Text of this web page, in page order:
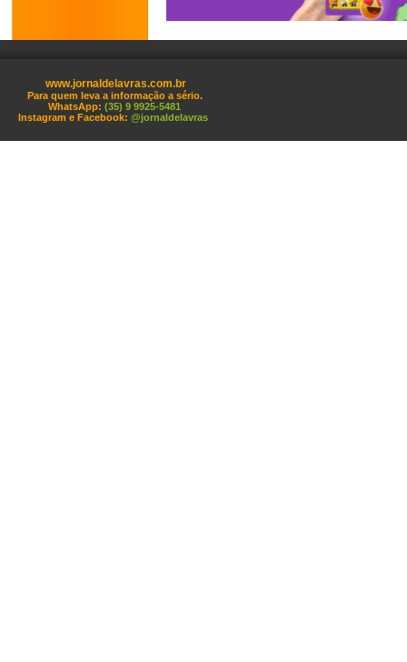
www.jornaldelavras.com.br
Para quem leva a informação a sério.
WhatsApp: (35) 9 9925-5481
Instagram e Facebook: @jornaldelavras